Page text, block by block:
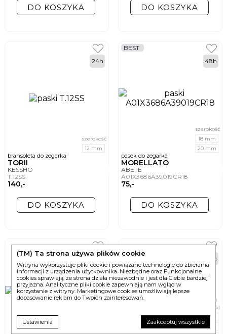
DO KOSZYKA DO KOSZYKA
bransoleta do zegarka
TORII
KESSHO
T.12SS
140,-
szerokość
12 mm
24h
DO KOSZYKA
pasek do zegarka
MORELLATO
ABETE
A01X3686A39019CR18
75,-
BEST
szerokość
18 mm
20 mm
48h
DO KOSZYKA
48h
szerokość
18 mm
48h
(TM) Ta strona używa plików cookie
Witryna wykorzystuje pliki cookie i powiązane technologie do zbierania
informacji z urządzenia użytkownika. Niezbędne oraz Funkcjonalne
cookies sprawiają, że strona działa niezawodnie i jest dla Ciebie bardziej
przyjazna. Analityczne pliki cookie zapewniają nam wgląd w
korzystanie z witryny. Marketingowe cookies umożliwiają lepsze
dopasowanie reklam do Twoich zainteresowań.
Ustawienia Zaakceptuj wszystkie